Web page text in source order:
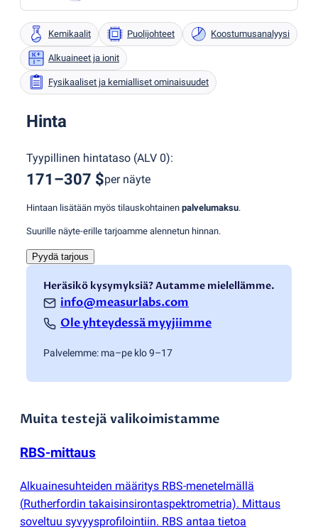
Kemikaalit Puolijohteet Koostumusanalyysi
Alkuaineet ja ionit
Fysikaaliset ja kemialliset ominaisuudet
Hinta
Tyypillinen hintataso (ALV 0):
171–307 $per näyte
Hintaan lisätään myös tilauskohtainen palvelumaksu.
Suurille näyte-erille tarjoamme alennetun hinnan.
Pyydä tarjous
Heräsikö kysymyksiä? Autamme mielellämme.
info@measurlabs.com
Ole yhteydessä myyjiimme
Palvelemme: ma–pe klo 9–17
Muita testejä valikoimistamme
RBS-mittaus
Alkuainesuhteiden määritys RBS-menetelmällä
(Rutherfordin takaisinsirontaspektrometria). Mittaus
soveltuu syvyysprofilointiin. RBS antaa tietoa